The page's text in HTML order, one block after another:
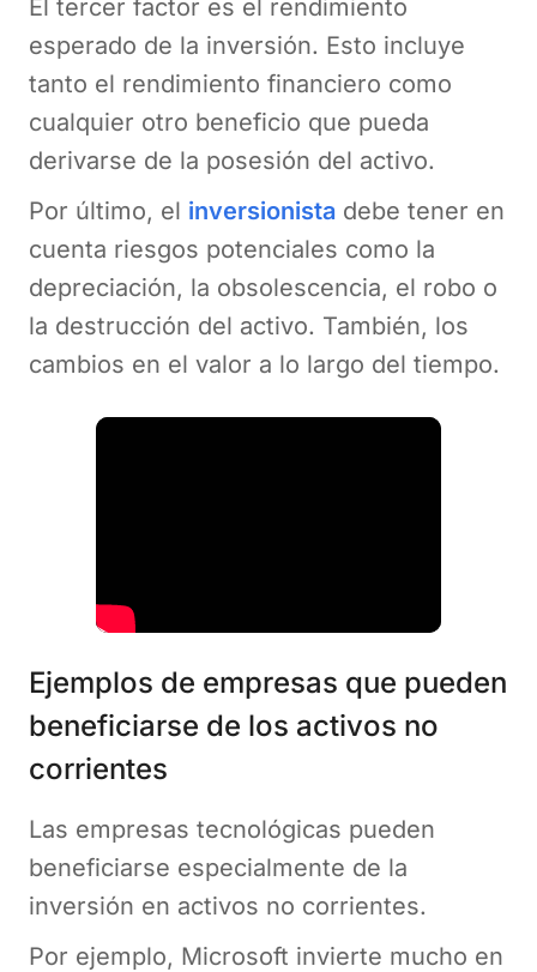
El tercer factor es el rendimiento
esperado de la inversión. Esto incluye
tanto el rendimiento financiero como
cualquier otro beneficio que pueda
derivarse de la posesión del activo.
Por último, el inversionista debe tener en
cuenta riesgos potenciales como la
depreciación, la obsolescencia, el robo o
la destrucción del activo. También, los
cambios en el valor a lo largo del tiempo.
Ejemplos de empresas que pueden
beneficiarse de los activos no
corrientes
Las empresas tecnológicas pueden
beneficiarse especialmente de la
inversión en activos no corrientes.
Por ejemplo, Microsoft invierte mucho en